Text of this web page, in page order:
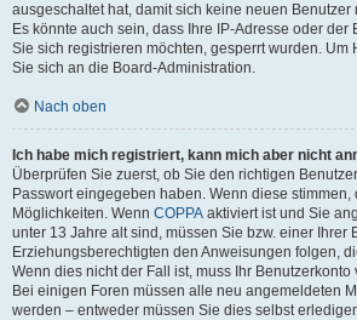
ausgeschaltet hat, damit sich keine neuen
Es könnte auch sein, dass Ihre IP-Adresse oder der
Sie sich registrieren möchten, gesperrt wurden. Um
Sie sich an die Board-Administration.
Nach oben
Ich habe mich registriert, kann mich aber nicht
Überprüfen Sie zuerst, ob Sie den richtigen
Passwort eingegeben haben. Wenn diese stimmen,
Möglichkeiten. Wenn COPPA aktiviert ist und Sie
unter 13 Jahre alt sind, müssen Sie bzw. einer Ihrer
Erziehungsberechtigten den Anweisungen folgen,
Wenn dies nicht der Fall ist, muss Ihr
Bei einigen Foren müssen alle neu angemeldeten
werden – entweder müssen Sie dies selbst